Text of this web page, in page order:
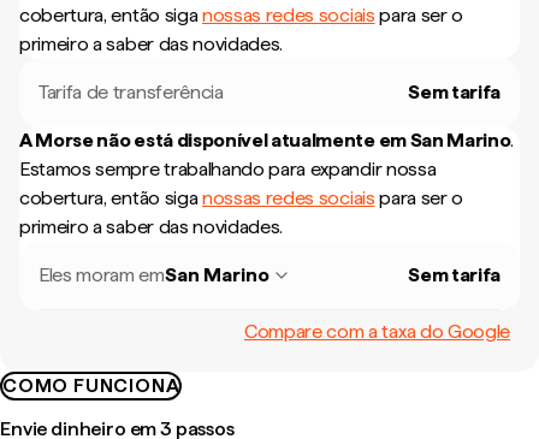
cobertura, então siganossas redes sociais para ser o
primeiro a saber das novidades.
Tarifa de transferência Sem tarifa
A Morse não está disponível atualmente emSan Marino.
Estamos sempre trabalhando para expandir nossa
cobertura, então siganossas redes sociais para ser o
primeiro a saber das novidades.
Eles moram emSan Marino Sem tarifa
Compare com a taxa do Google
COMO FUNCIONA
Envie dinheiro em 3 passos